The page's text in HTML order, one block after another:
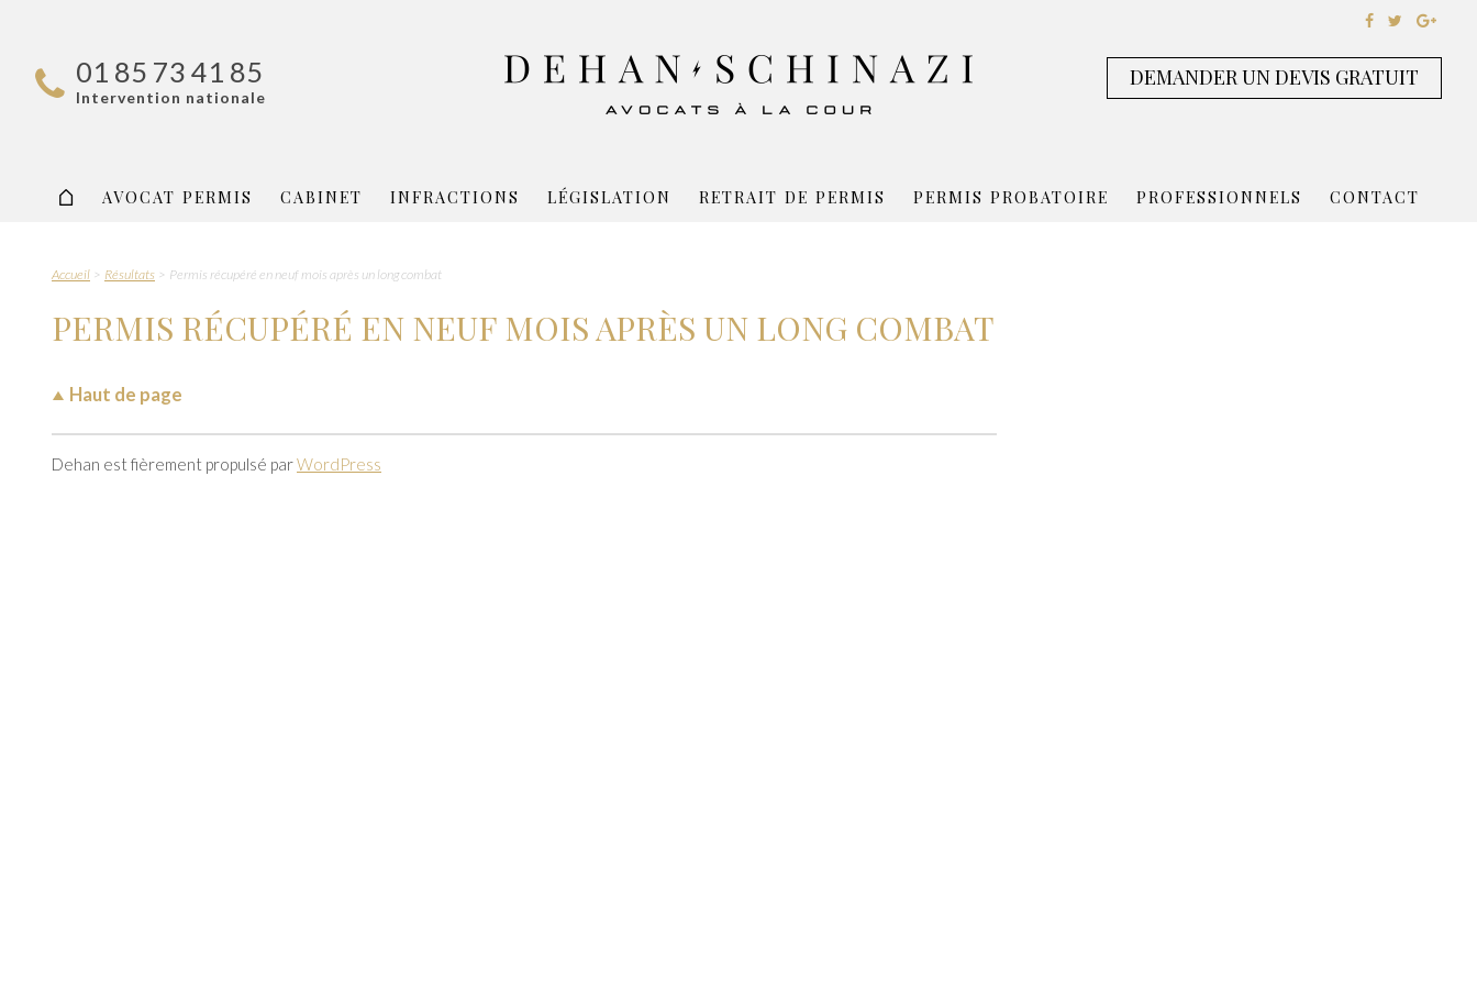
01 85 73 41 85
Intervention nationale
DEMANDER UN DEVIS GRATUIT
AVOCAT PERMIS CABINET INFRACTIONS LÉGISLATION RETRAIT DE PERMIS PERMIS PROBATOIRE PROFESSIONNELS CONTACT
Accueil Résultats Permis récupéré en neuf mois après un long combat
PERMIS RÉCUPÉRÉ EN NEUF MOIS APRÈS UN LONG COMBAT
Haut de page
Dehan est fièrement propulsé parWordPress